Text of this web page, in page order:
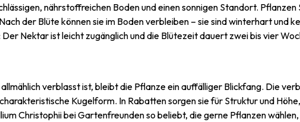
nährstoffreichen Boden und einen sonnigen Standort.
der Blüte können sie im Boden verbleiben – sie sind winterhart und
Nektar ist leicht zugänglich und die Blütezeit dauert zwei bis vier
verblasst ist, bleibt die Pflanze ein auffälliger Blickfang. Die
Kugelform. In Rabatten sorgen sie für Struktur und
Christophii bei Gartenfreunden so beliebt, die gerne Pflanzen